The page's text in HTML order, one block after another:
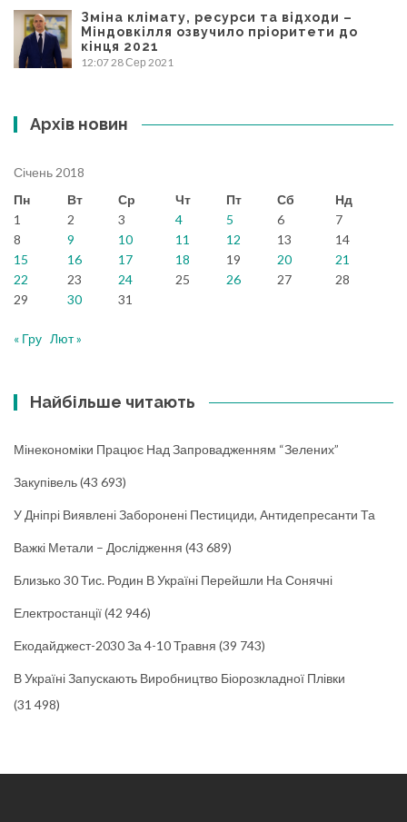
Зміна клімату, ресурси та відходи –
Міндовкілля озвучило пріоритети до
кінця 2021
12:07 28 Сер 2021
Архів новин
Січень 2018
Пн
Вт Ср Чт Пт Сб
Нд
1
2 3 4 5 6
7
8
9 10 11 12 13
14
15
16 17 18 19 20
21
22
23 24 25 26 27
28
29
30 31
« Гру Лют »
Найбільше читають
Мінекономіки Працює Над Запровадженням “зелених”
Закупівель(43 693)
У Дніпрі Виявлені Заборонені Пестициди, Антидепресанти Та
Важкі Метали – Дослідження (43 689)
Близько 30 Тис. Родин В Україні Перейшли На Сонячні
Електростанції(42 946)
Екодайджест-2030 За 4-10 Травня (39 743)
В Україні Запускають Виробництво Біорозкладної Плівки
(31 498)